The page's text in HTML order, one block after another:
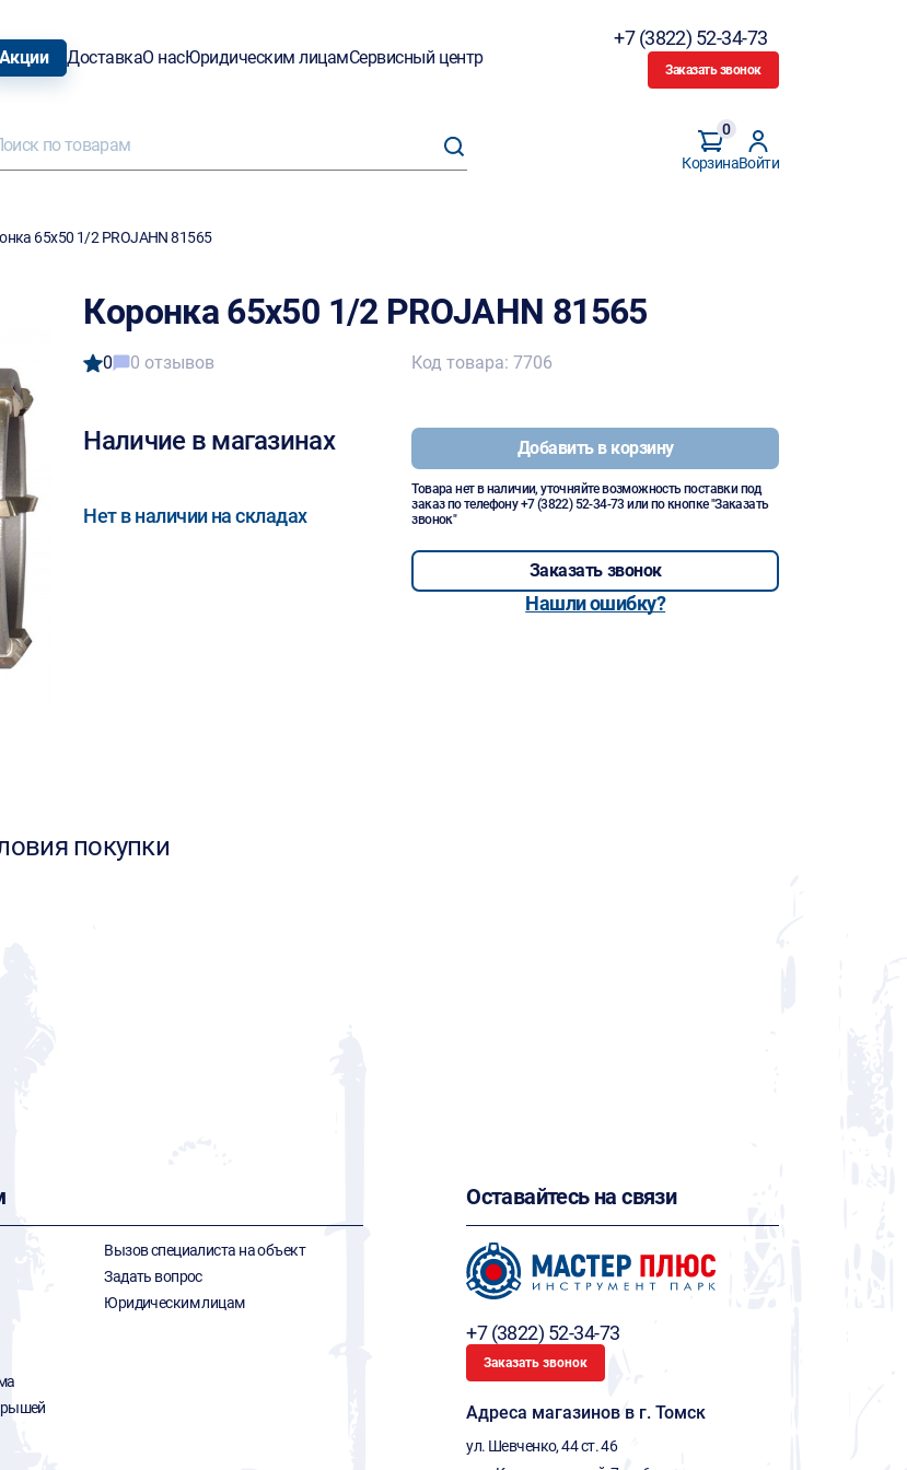
Акции ДоставкаО насЮридическим лицамСервисный центр
+7 (3822) 52-34-73
Заказать звонок
Корзина
0
Войти
65х50 1/2 PROJAHN 81565
Коронка 65х50 1/2 PROJAHN 81565
0 0 отзывов
Наличие в магазинах
Нет в наличии на складах
Код товара: 7706
Добавить в корзину
Товара нет в наличии, уточняйте возможность поставки под
заказ по телефону+7 (3822) 52-34-73 или по кнопке "Заказать
звонок"
Заказать звонок
Нашли ошибку?
покупки
Вызов специалиста на объект
Задать вопрос
Юридическим лицам
Оставайтесь на связи
+7 (3822) 52-34-73
Заказать звонок
Адреса магазинов в г. Томск
ул. Шевченко, 44 ст. 46